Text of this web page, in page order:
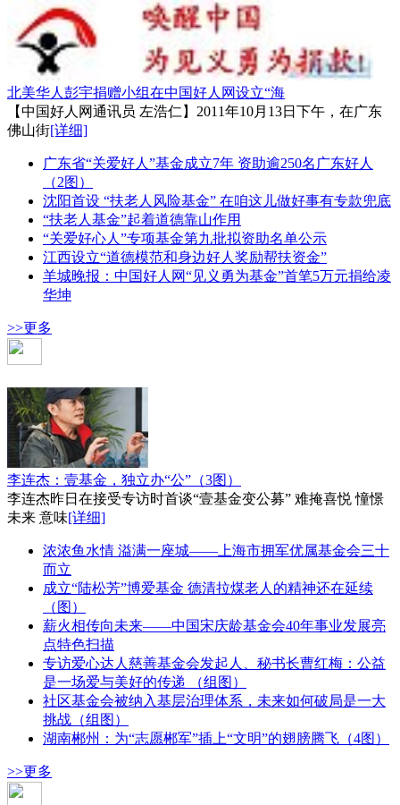
北美华人彭宇捐赠小组在中国好人网设立“海
【中国好人网通讯员 左浩仁】2011年10月13日下午，在广东
佛山街[详细]
广东省“关爱好人”基金成立7年 资助逾250名广东好人
（2图）
沈阳首设 “扶老人风险基金” 在咱这儿做好事有专款兜底
“扶老人基金”起着道德靠山作用
“关爱好心人”专项基金第九批拟资助名单公示
江西设立“道德模范和身边好人奖励帮扶资金”
羊城晚报：中国好人网“见义勇为基金”首笔5万元捐给凌
华坤
>>更多
李连杰：壹基金，独立办“公”（3图）
李连杰昨日在接受专访时首谈“壹基金变公募” 难掩喜悦 憧憬
未来 意味[详细]
浓浓鱼水情 溢满一座城——上海市拥军优属基金会三十
而立
成立“陆松芳”博爱基金 德清拉煤老人的精神还在延续
（图）
薪火相传向未来——中国宋庆龄基金会40年事业发展亮
点特色扫描
专访爱心达人慈善基金会发起人、秘书长曹红梅：公益
是一场爱与美好的传递 （组图）
社区基金会被纳入基层治理体系，未来如何破局是一大
挑战（组图）
湖南郴州：为“志愿郴军”插上“文明”的翅膀腾飞（4图）
>>更多